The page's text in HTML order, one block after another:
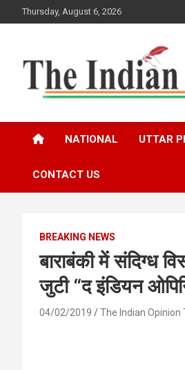
to
Thursday, August 6, 2026
Indian
NATIONAL UTTAR
CONTACT US
BREAKING NEWS
बाराबंकी में संदिग्ध
जुटी “द इंडियन
04/02/2019 The Indian Opinion